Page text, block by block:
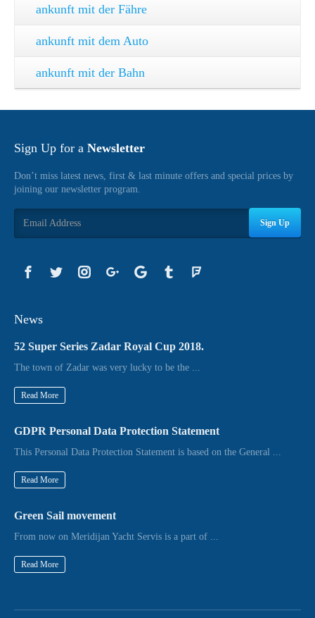
ankunft mit der Fähre
ankunft mit dem Auto
ankunft mit der Bahn
Sign Up for a Newsletter
Don’t miss latest news, first & last minute offers and special prices by
joining our newsletter program.
Sign Up
News
52 Super Series Zadar Royal Cup 2018.
The town of Zadar was very lucky to be the ...
Read More
GDPR Personal Data Protection Statement
This Personal Data Protection Statement is based on the General ...
Read More
Green Sail movement
From now on Meridijan Yacht Servis is a part of ...
Read More